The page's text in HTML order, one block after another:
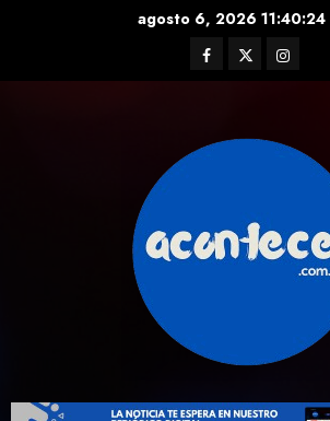
agosto 6, 2026 11:40:25
Facebook
Twitter